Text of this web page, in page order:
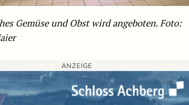
Gemüse und Obst wird angeboten. Foto:
ANZEIGE